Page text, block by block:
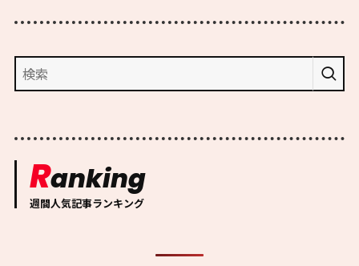
Ranking
週間人気記事ランキング